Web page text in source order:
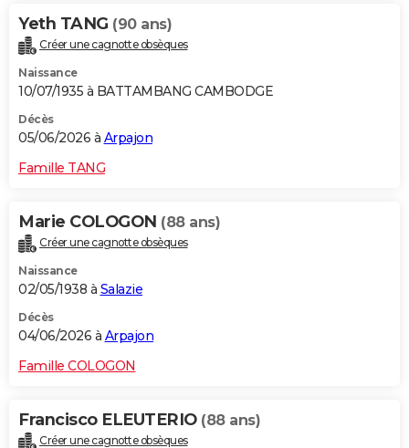
Yeth TANG (90 ans)
Créer une cagnotte obsèques
Naissance
10/07/1935 à BATTAMBANG CAMBODGE
Décès
05/06/2026 à Arpajon
Famille TANG
Marie COLOGON (88 ans)
Créer une cagnotte obsèques
Naissance
02/05/1938 à Salazie
Décès
04/06/2026 à Arpajon
Famille COLOGON
Francisco ELEUTERIO (88 ans)
Créer une cagnotte obsèques